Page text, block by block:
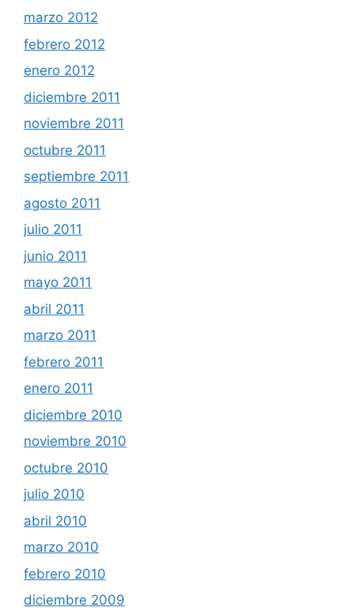
marzo 2012
febrero 2012
enero 2012
diciembre 2011
noviembre 2011
octubre 2011
septiembre 2011
agosto 2011
julio 2011
junio 2011
mayo 2011
abril 2011
marzo 2011
febrero 2011
enero 2011
diciembre 2010
noviembre 2010
octubre 2010
julio 2010
abril 2010
marzo 2010
febrero 2010
diciembre 2009